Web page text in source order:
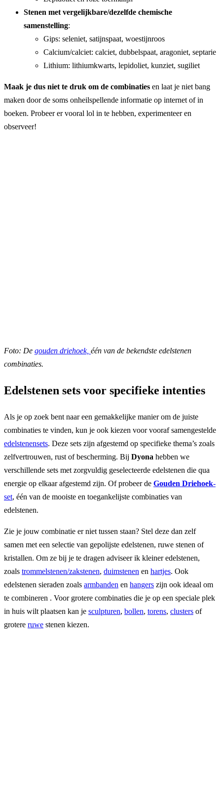
Stenen met vergelijkbare/dezelfde chemische
samenstelling:
Gips: seleniet, satijnspaat, woestijnroos
Calcium/calciet: calciet, dubbelspaat, aragoniet, septarie
Lithium: lithiumkwarts, lepidoliet, kunziet, sugiliet
Maak je dus niet te druk om de combinaties en laat je niet bang
maken door de soms onheilspellende informatie op internet of in
boeken. Probeer er vooral lol in te hebben, experimenteer en
observeer!
Foto: De gouden driehoek, één van de bekendste edelstenen
combinaties.
Edelstenen sets voor specifieke intenties
Als je op zoek bent naar een gemakkelijke manier om de juiste
combinaties te vinden, kun je ook kiezen voor vooraf samengestelde
edelstenensets. Deze sets zijn afgestemd op specifieke thema’s zoals
zelfvertrouwen, rust of bescherming. Bij Dyona hebben we
verschillende sets met zorgvuldig geselecteerde edelstenen die qua
energie op elkaar afgestemd zijn. Of probeer de Gouden Driehoek-
set, één van de mooiste en toegankelijste combinaties van
edelstenen.
Zie je jouw combinatie er niet tussen staan? Stel deze dan zelf
samen met een selectie van gepolijste edelstenen, ruwe stenen of
kristallen. Om ze bij je te dragen adviseer ik kleiner edelstenen,
zoals trommelstenen/zakstenen, duimstenen en hartjes. Ook
edelstenen sieraden zoals armbanden en hangers zijn ook ideaal om
te combineren . Voor grotere combinaties die je op een speciale plek
in huis wilt plaatsen kan je sculpturen, bollen, torens, clusters of
grotere ruwe stenen kiezen.